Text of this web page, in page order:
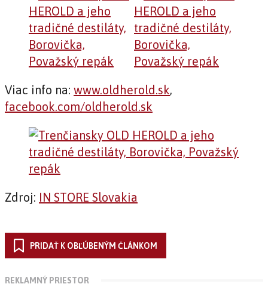
Viac info na: www.oldherold.sk,
facebook.com/oldherold.sk
Zdroj: IN STORE Slovakia
PRIDAŤ K OBĽÚBENÝM ČLÁNKOM
REKLAMNÝ PRIESTOR